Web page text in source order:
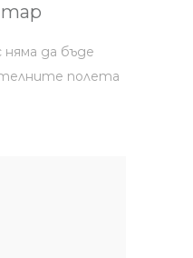
да бъде
полета